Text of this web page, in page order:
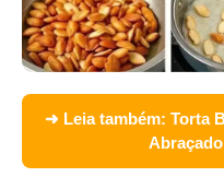
➜ Leia também: Torta